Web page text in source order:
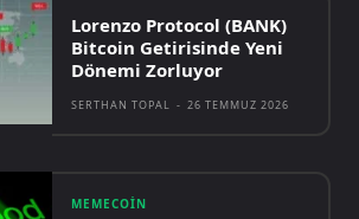
Lorenzo Protocol (BANK)
Bitcoin Getirisinde Yeni
Dönemi Zorluyor
SERTHAN TOPAL - 26 TEMMUZ 2026
MEMECOIN